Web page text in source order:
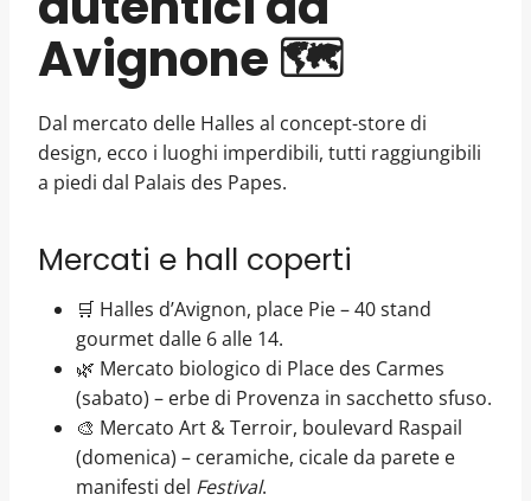
Avignone 🗺️
Dal mercato delle Halles al concept-store di
design, ecco i luoghi imperdibili, tutti raggiungibili
a piedi dal Palais des Papes.
Mercati e hall coperti
🛒 Halles d’Avignon, place Pie – 40 stand
gourmet dalle 6 alle 14.
🌿 Mercato biologico di Place des Carmes
(sabato) – erbe di Provenza in sacchetto sfuso.
🎨 Mercato Art & Terroir, boulevard Raspail
(domenica) – ceramiche, cicale da parete e
manifesti del Festival.